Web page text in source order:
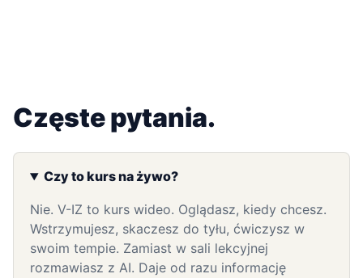
Częste pytania.
Czy to kurs na żywo?
Nie. V-IZ to kurs wideo. Oglądasz, kiedy chcesz.
Wstrzymujesz, skaczesz do tyłu, ćwiczysz w
swoim tempie. Zamiast w sali lekcyjnej
rozmawiasz z AI. Daje od razu informację